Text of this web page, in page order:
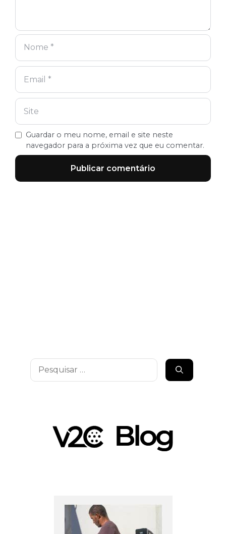
Guardar o meu nome, email e site neste
navegador para a próxima vez que eu comentar.
Pesquisar